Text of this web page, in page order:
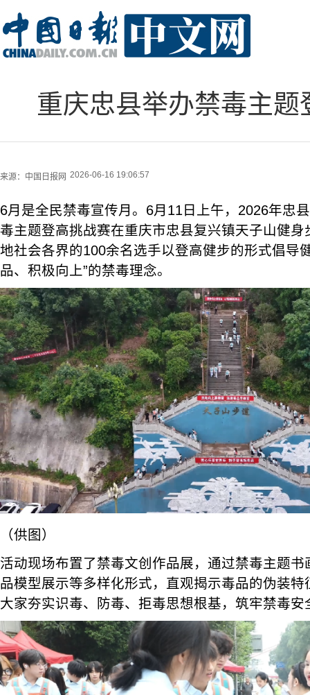
重庆忠县举办禁毒主
来源： 中国日报网 2026-06-16 19:06:57
6月是全民禁毒宣传月。6月11日上午，2026年忠
毒主题登高挑战赛在重庆市忠县复兴镇天子山健
地社会各界的100余名选手以登高健步的形式倡导
品、积极向上”的禁毒理念。
（供图）
活动现场布置了禁毒文创作品展，通过禁毒主题
品模型展示等多样化形式，直观揭示毒品的伪装
大家夯实识毒、防毒、拒毒思想根基，筑牢禁毒安